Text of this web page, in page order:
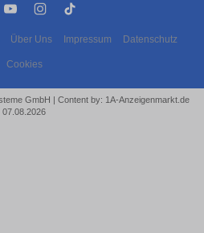
Über Uns Impressum Datenschutz
Cookies
GmbH | Content by: 1A-Anzeigenmarkt.de
07.08.2026